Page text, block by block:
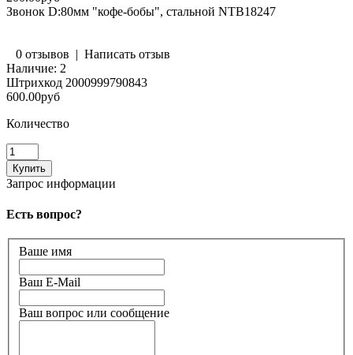
Звонок D:80мм "кофе-бобы", стальной NTB18247
0 отзывов | Написать отзыв
Наличие: 2
Штрихкод 2000999790843
600.00руб
Количество
Запрос информации
Есть вопрос?
Ваше имя
Ваш E-Mail
Ваш вопрос или сообщение